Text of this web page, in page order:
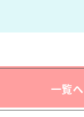
一覧